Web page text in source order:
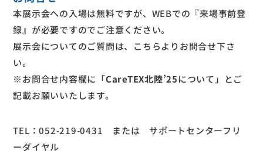
本展示会への入場は無料ですが、WEBでの『来場事前登
録』が必要ですのでご注意ください。
展示会についてのご質問は、 こちらよりお問合せ下さ
い。
※お問合せ内容欄に「CareTEX北陸’25について」とご
記載お願いいたします。
TEL：052-219-0431 または サポートセンターフリ
ーダイヤル